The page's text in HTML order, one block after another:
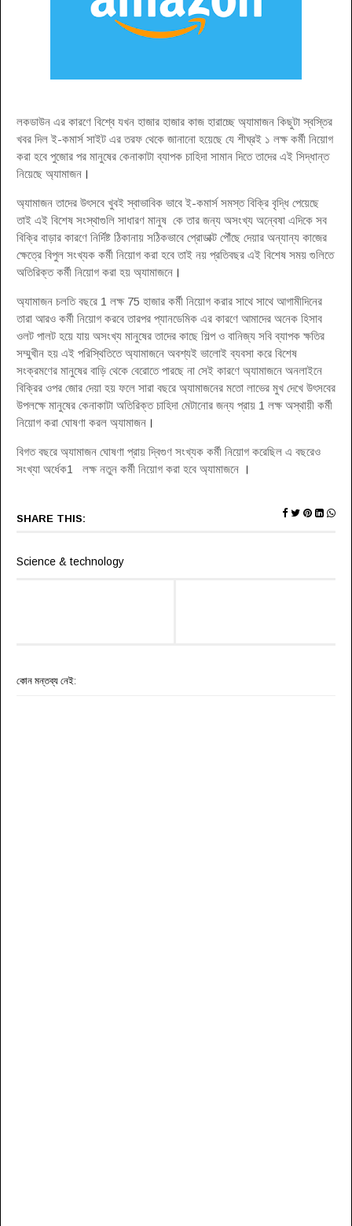
লকডাউন এর কারণে বিশ্বে যখন হাজার হাজার কাজ হারাচ্ছে অ্যামাজন কিছুটা স্বস্তির
খবর দিল ই-কমার্স সাইট এর তরফ থেকে জানানো হয়েছে যে শীঘ্রই ১ লক্ষ কর্মী নিয়োগ
করা হবে পুজোর পর মানুষের কেনাকাটা ব্যাপক চাহিদা সামান দিতে তাদের এই সিদ্ধান্ত
নিয়েছে অ্যামাজন ।
অ্যামাজন তাদের উৎসবে খুবই স্বাভাবিক ভাবে ই-কমার্স সমস্ত বিক্রি বৃদ্ধি পেয়েছে
তাই এই বিশেষ সংস্থাগুলি সাধারণ মানুষ কে তার জন্য অসংখ্য অন্বেষা এদিকে সব
বিক্রি বাড়ার কারণে নির্দিষ্ট ঠিকানায় সঠিকভাবে প্রোডাক্ট পৌঁছে দেয়ার অন্যান্য কাজের
ক্ষেত্রে বিপুল সংখ্যক কর্মী নিয়োগ করা হবে তাই নয় প্রতিবছর এই বিশেষ সময় গুলিতে
অতিরিক্ত কর্মী নিয়োগ করা হয় অ্যামাজনে ।
অ্যামাজন চলতি বছরে 1 লক্ষ 75 হাজার কর্মী নিয়োগ করার সাথে সাথে আগামীদিনের
তারা আরও কর্মী নিয়োগ করবে তারপর প্যানডেমিক এর কারণে আমাদের অনেক হিসাব
ওলট পালট হয়ে যায় অসংখ্য মানুষের তাদের কাছে শিল্প ও বানিজ্য সবি ব্যাপক ক্ষতির
সম্মুখীন হয় এই পরিস্থিতিতে অ্যামাজনে অবশ্যই ভালোই ব্যবসা করে বিশেষ
সংক্রমণের মানুষের বাড়ি থেকে বেরোতে পারছে না সেই কারণে অ্যামাজনে অনলাইনে
বিক্রির ওপর জোর দেয়া হয় ফলে সারা বছরে অ্যামাজনের মতো লাভের মুখ দেখে উৎসবের
উপলক্ষে মানুষের কেনাকাটা অতিরিক্ত চাহিদা মেটানোর জন্য প্রায় 1 লক্ষ অস্থায়ী কর্মী
নিয়োগ করা ঘোষণা করল অ্যামাজন ।
বিগত বছরে অ্যামাজন ঘোষণা প্রায় দ্বিগুণ সংখ্যক কর্মী নিয়োগ করেছিল এ বছরেও
সংখ্যা অর্ধেক1 লক্ষ নতুন কর্মী নিয়োগ করা হবে অ্যামাজনে ।
SHARE THIS:
Science & technology
কোন মন্তব্য নেই: